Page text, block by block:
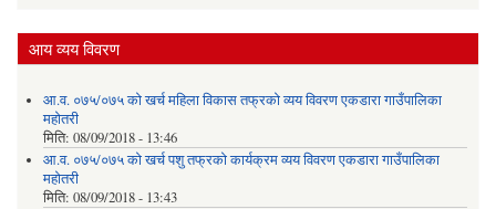
आय व्यय विवरण
आ.व. ०७५/०७५ को खर्च महिला विकास तफ्रको व्यय विवरण एकडारा गाउँपालिका
महोतरी
मिति: 08/09/2018 - 13:46
आ.व. ०७५/०७५ को खर्च पशु तफ्रको कार्यक्रम व्यय विवरण एकडारा गाउँपालिका
महोतरी
मिति: 08/09/2018 - 13:43